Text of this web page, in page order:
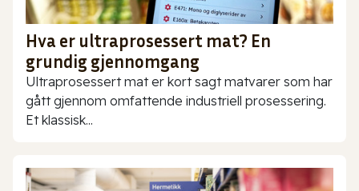
Hva er ultraprosessert mat? En
grundig gjennomgang
Ultraprosessert mat er kort sagt matvarer som har
gått gjennom omfattende industriell prosessering.
Et klassisk...